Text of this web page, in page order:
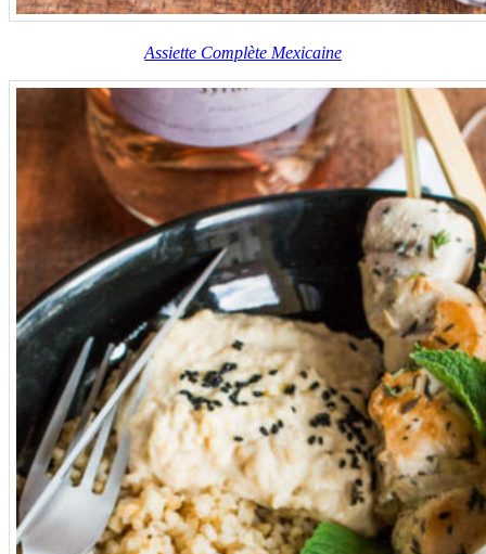
Assiette Complète Mexicaine